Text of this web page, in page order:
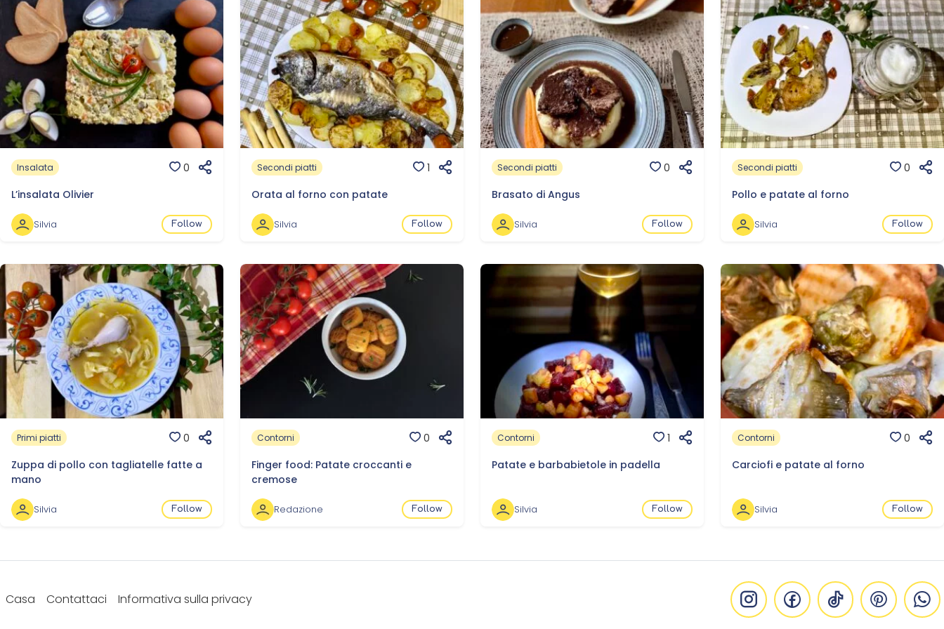
Insalata
0
L’insalata Olivier
Silvia Follow
Secondi piatti
1
Orata al forno con patate
Silvia Follow
Secondi piatti
0
Brasato di Angus
Silvia Follow
Secondi piatti
0
Pollo e patate al forno
Silvia Follow
Primi piatti
0
Zuppa di pollo con tagliatelle fatte a
mano
Silvia Follow
Contorni
0
Finger food: Patate croccanti e
cremose
Redazione Follow
Contorni
1
Patate e barbabietole in padella
Silvia Follow
Contorni
0
Carciofi e patate al forno
Silvia Follow
Casa Contattaci Informativa sulla privacy